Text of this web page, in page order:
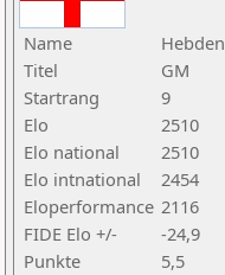
Name
Titel
GM
Startrang
9
Elo
2510
Elo national
2510
Elo intnational
2454
Eloperformance 2116
FIDE Elo +/-
-24,9
Punkte
5,5